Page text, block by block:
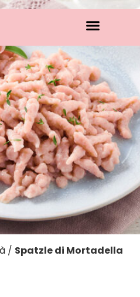
/ Spatzle di Mortadella